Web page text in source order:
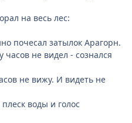
на весь лес:
почесал затылок Арагорн.
не видел - сознался
не вижу. И видеть не
воды и голос